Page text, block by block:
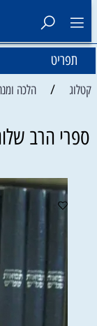
תפריט
קטלוג / הלכה
ספרי הרב שלום